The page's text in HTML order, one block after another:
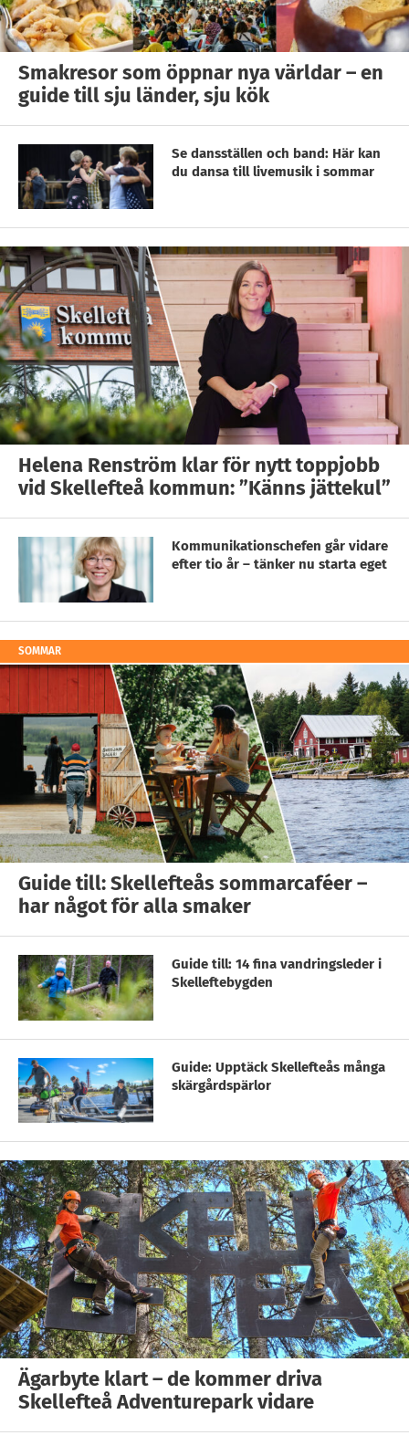
Smakresor som öppnar nya världar – en
guide till sju länder, sju kök
Se dansställen och band: Här kan
du dansa till livemusik i sommar
Helena Renström klar för nytt toppjobb
vid Skellefteå kommun: ”Känns jättekul”
Kommunikationschefen går vidare
efter tio år – tänker nu starta eget
SOMMAR
Guide till: Skellefteås sommarcaféer –
har något för alla smaker
Guide till: 14 fina vandringsleder i
Skelleftebygden
Guide: Upptäck Skellefteås många
skärgårdspärlor
Ägarbyte klart – de kommer driva
Skellefteå Adventurepark vidare